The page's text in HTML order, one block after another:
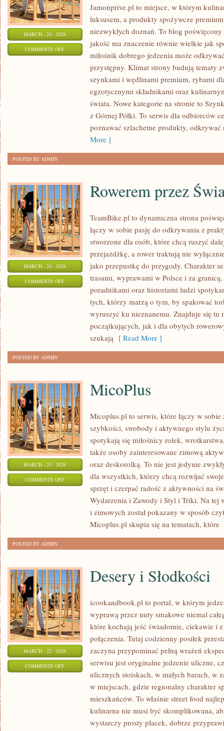
MARCH - 24 - 2026
COMMENTS OFFON
ZAKĄTKÓW
Jamonprive.pl to miejsce, w którym
luksusem, a produkty spożywcze
niezwykłych doznań. To blog
jakość ma znaczenie równie wielkie jak
miłośnik dobrego jedzenia może
przystępny. Klimat strony budują tematy
szynkami i wędlinami premium, rybami
egzotycznymi składnikami oraz
świata. Nowe kategorie na stronie to
z Górnej Półki. To serwis dla odbiorców
poznawać szlachetne produkty,
More ]
POSTED BY ADMIN
MARCH - 24 - 2026
COMMENTS OFFON
Rowerem przez
TeamBike.pl to dynamiczna strona
łączy w sobie pasję do odkrywania z
stworzone dla osób, które chcą ruszyć
przejażdżkę, a rower traktują nie
jako przepustkę do przygody. Charakter
trasami, wyprawami w Polsce i za
poradnikami oraz historiami ludzi
tych, którzy marzą o tym, by spakować
wyruszyć ku nieznanemu. Znajduje się tu
początkujących, jak i dla obytych
szukają [ Read More ]
POSTED BY ADMIN
MARCH - 23 - 2026
COMMENTS OFFON
MicoPlus
Micoplus.pl to serwis, które łączy w
szybkości, swobody i aktywnego stylu
spotykają się miłośnicy rolek,
także osoby zainteresowane zimową
oraz deskorolką. To nie jest jedynie
dla wszystkich, którzy chcą rozwijać
sprzęt i czerpać radość z aktywności na
Wydarzenia i Zawody i Styl i Triki. Na tej
i zimowych został pokazany w sposób
Micoplus.pl skupia się na tematach, które
POSTED BY ADMIN
MARCH - 22 - 2026
COMMENTS OFFON
SŁODKOŚCI
Desery i Słodkości
icookandbook.pl to portal, w którym
wyprawą przez nuty smakowe niemal
które kochają jeść świadomie, ciekawie i
połączenia. Tutaj codzienny posiłek
zaczyna przypominać pełną wrażeń
serwisu jest oryginalne jedzenie uliczne,
ulicznych stoiskach, w małych barach, w
w miejscach, gdzie regionalny charakter
mieszkańców. To właśnie street food
kulinarna nie musi być skomplikowana,
wystarczy prosty placek, dobrze